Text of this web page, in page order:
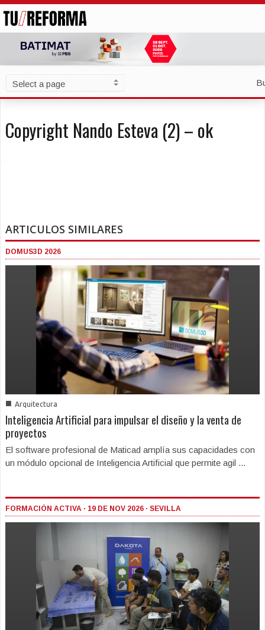
Copyright Nando Esteva (2) – ok
ARTICULOS SIMILARES
DOMUS3D 2026
■ Arquitectura
Inteligencia Artificial para impulsar el diseño y la venta de
proyectos
El software profesional de Maticad amplía sus capacidades con
un módulo opcional de Inteligencia Artificial que permite agil ...
FORMACIÓN ACTIVA · 19 DE NOV 2026 · SEVILLA